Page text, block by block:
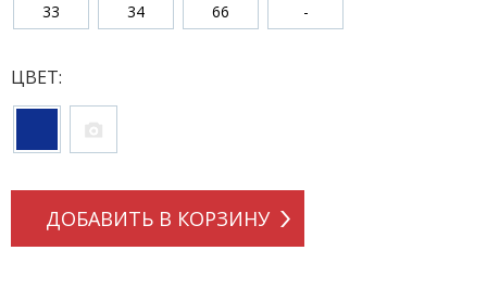
33 34 66 -
ЦВЕТ:
ДОБАВИТЬ В КОРЗИНУ